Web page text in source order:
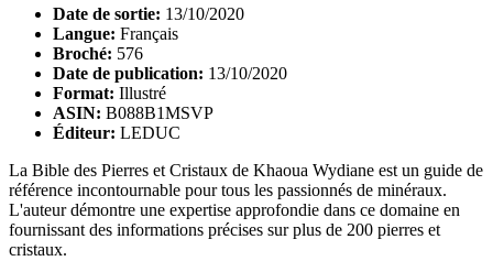
Date de sortie: 13/10/2020
Langue: Français
Broché: 576
Date de publication: 13/10/2020
Format: Illustré
ASIN: B088B1MSVP
Éditeur: LEDUC
La Bible des Pierres et Cristaux de Khaoua Wydiane est un guide de
référence incontournable pour tous les passionnés de minéraux.
L'auteur démontre une expertise approfondie dans ce domaine en
fournissant des informations précises sur plus de 200 pierres et
cristaux.